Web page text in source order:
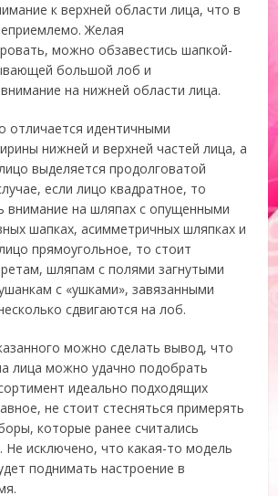
к верхней области лица, что в
Желая
можно обзавестись шапкой-
большой лоб и
на нижней области лица.
отличается идентичными
нижней и верхней частей лица, а
выделяется продолговатой
если лицо квадратное, то
внимание на шляпах с опущенными
шапках, асимметричных шляпках и
прямоугольное, то стоит
шляпам с полями загнутыми
с «ушками», завязанными
сдвигаются на лоб.
можно сделать вывод, что
лица можно удачно подобрать
идеально подходящих
не стоит стесняться примерять
которые ранее считались
исключено, что какая-то модель
поднимать настроение в